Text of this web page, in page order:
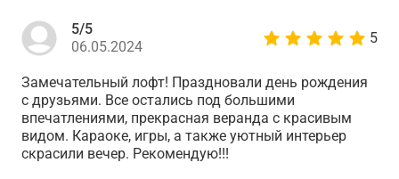
5/5
06.05.2024
5
Замечательный лофт! Праздновали день рождения
с друзьями. Все остались под большими
впечатлениями, прекрасная веранда с красивым
видом. Караоке, игры, а также уютный интерьер
скрасили вечер. Рекомендую!!!